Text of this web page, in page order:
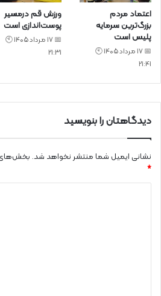
اعتماد مردم
بزرگ‌ترین سرمایه
پلیس است
📅 17 مرداد 1405 🕙
21:41
ورزش قم درمسیر
پوست‌اندازی است
📅 17 مرداد 1405 🕙
21:31
دیدگاهتان را بنویسید
نشانی ایمیل شما منتشر نخواهد شد. بخش‌های
*